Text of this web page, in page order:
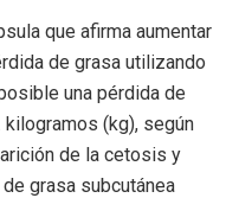
que afirma aumentar
de grasa utilizando
una pérdida de
(kg), según
de la cetosis y
grasa subcutánea